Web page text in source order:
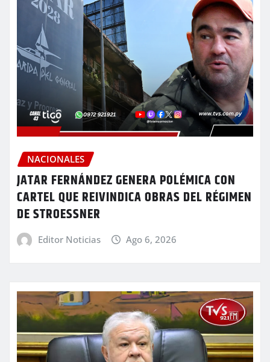
NACIONALES
JATAR FERNÁNDEZ GENERA POLÉMICA CON
CARTEL QUE REIVINDICA OBRAS DEL RÉGIMEN
DE STROESSNER
Editor Noticias Ago 6, 2026